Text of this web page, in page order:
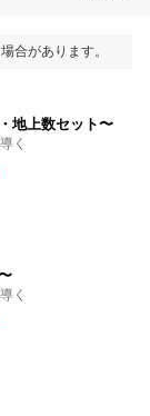
合があります。
地上数セット〜
く
く